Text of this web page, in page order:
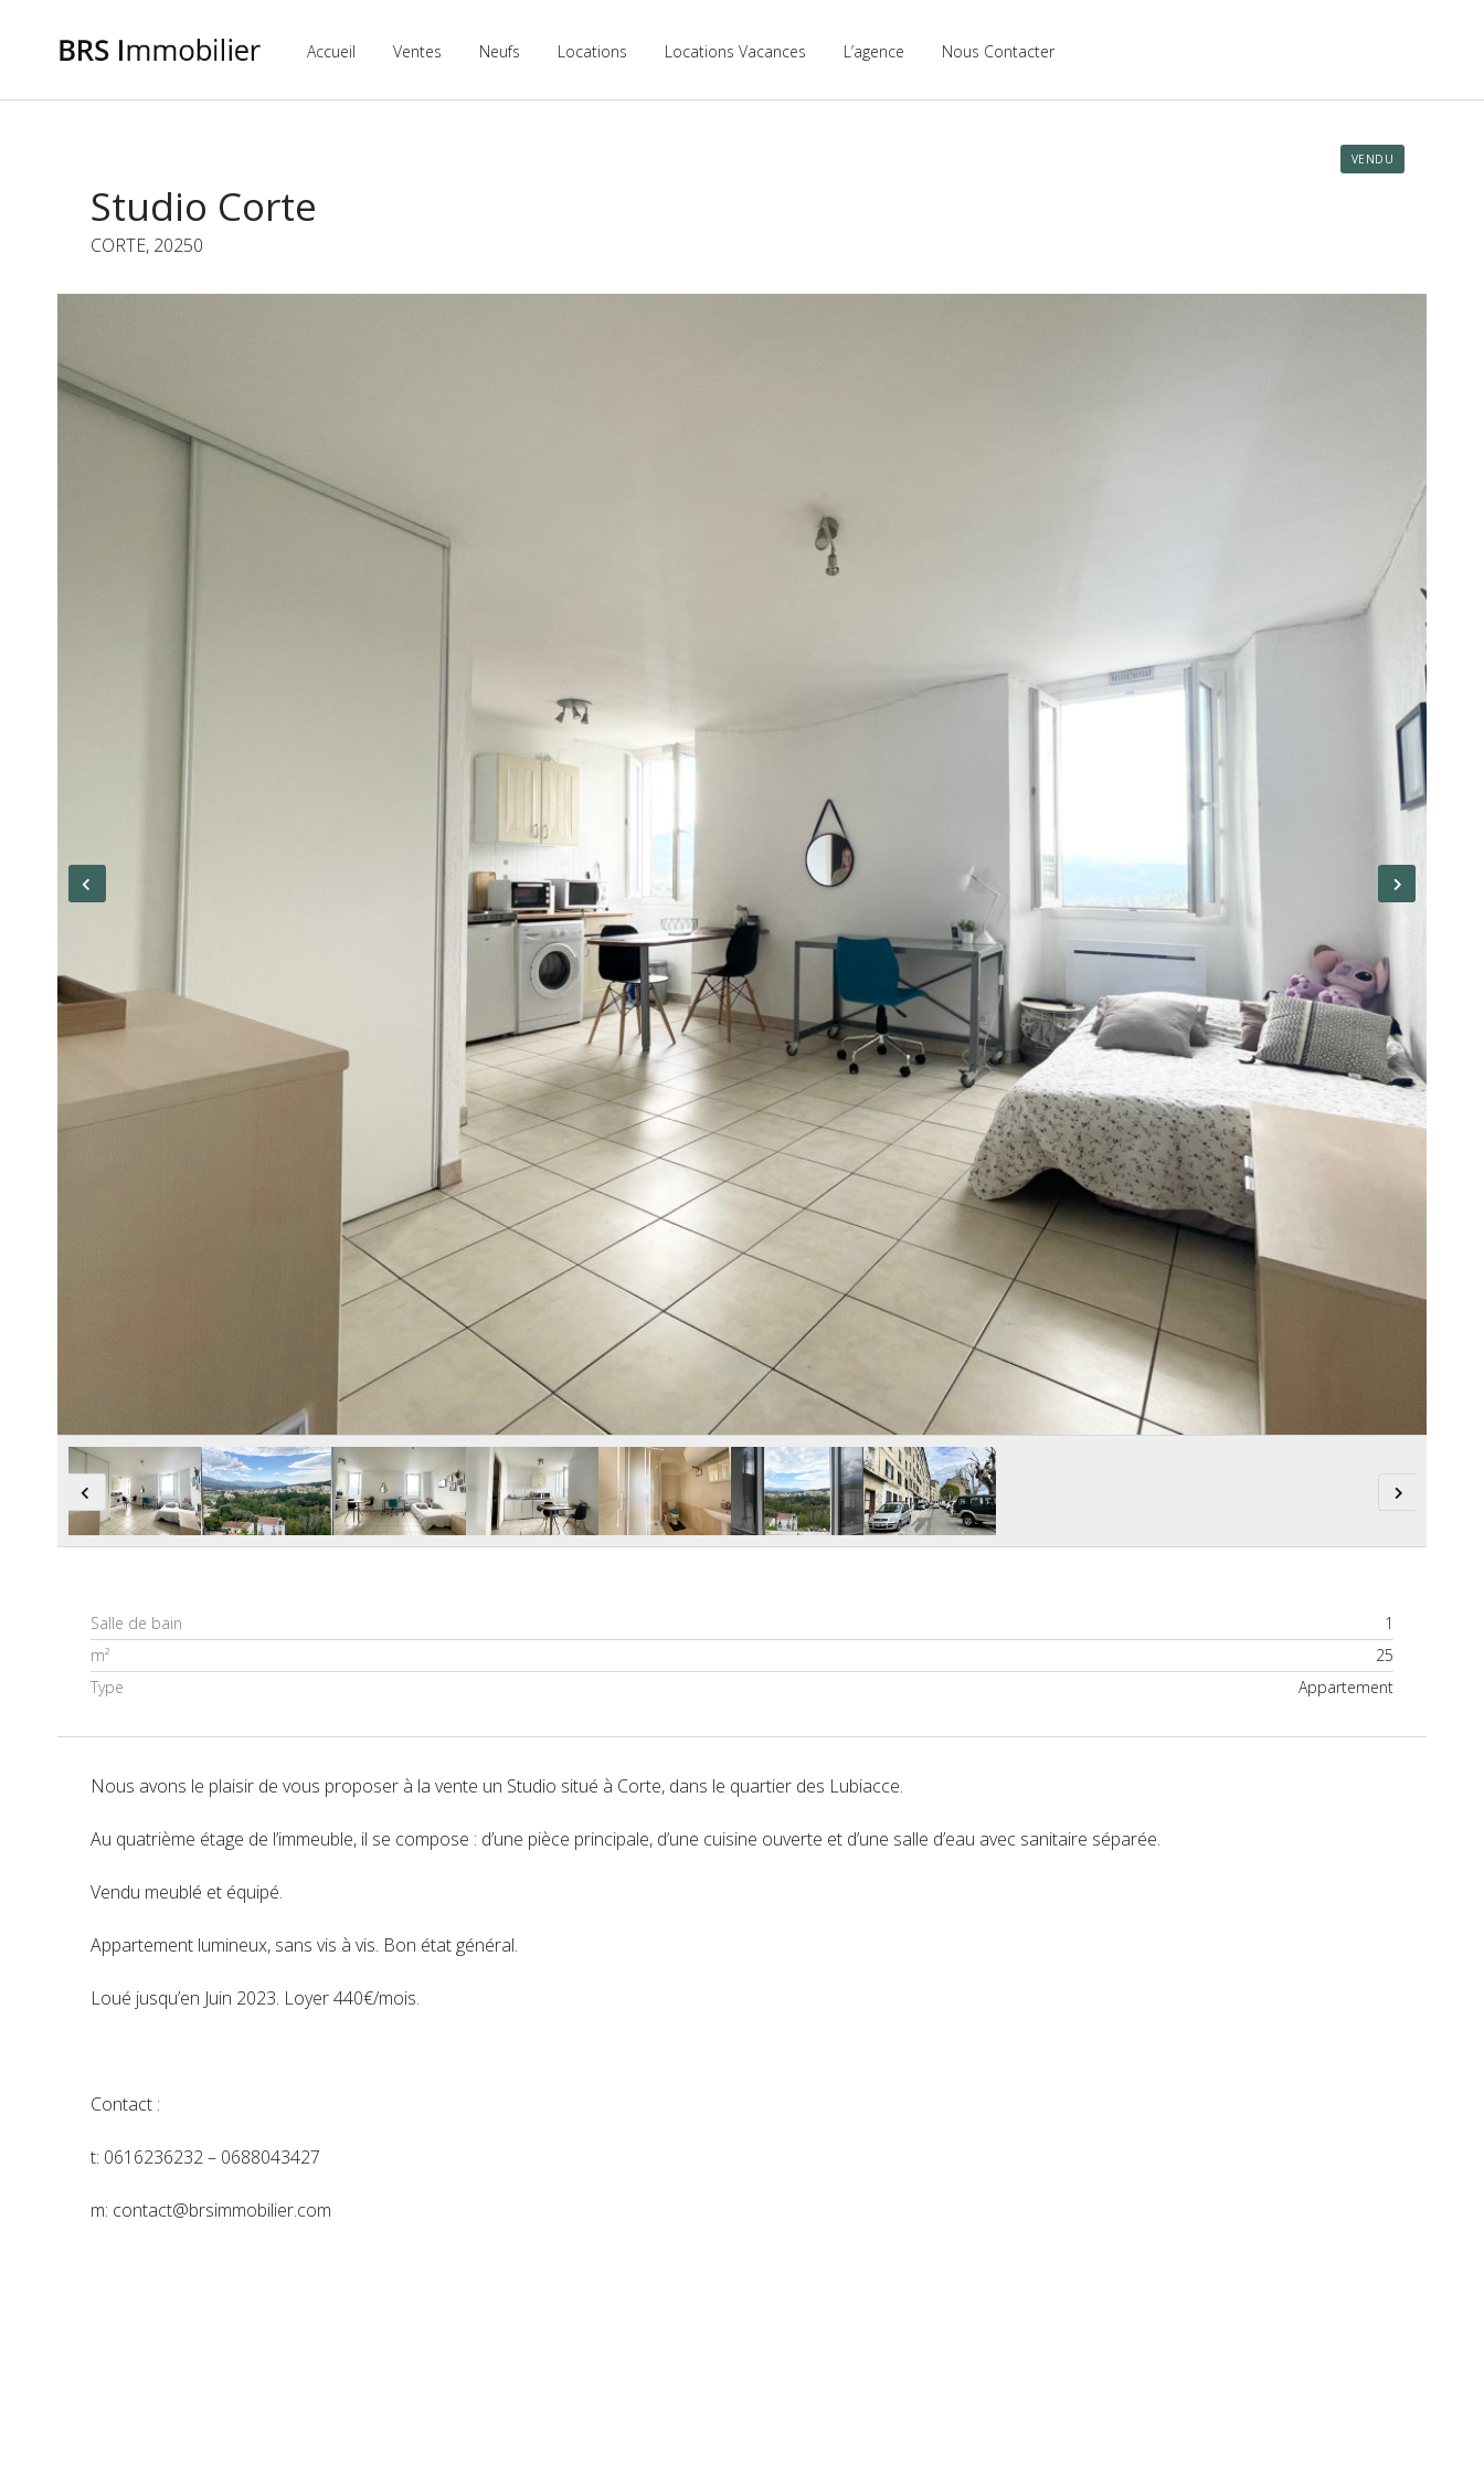
Accueil Ventes Neufs Locations Locations Vacances L’agence Nous Contacter
VENDU
Studio Corte
CORTE, 20250
Salle de bain
1
m²
25
Type
Appartement
Nous avons le plaisir de vous proposer à la vente un Studio situé à Corte, dans le quartier des Lubiacce.
Au quatrième étage de l’immeuble, il se compose : d’une pièce principale, d’une cuisine ouverte et d’une salle d’eau avec sanitaire séparée.
Vendu meublé et équipé.
Appartement lumineux, sans vis à vis. Bon état général.
Loué jusqu’en Juin 2023. Loyer 440€/mois.
Contact :
t: 0616236232 – 0688043427
m: contact@brsimmobilier.com
Vous n'avez encore de compte ?
Mot de passe
CONNEXION
No apps configured. Please
contact your administrator.
Mot de passe perdu ?